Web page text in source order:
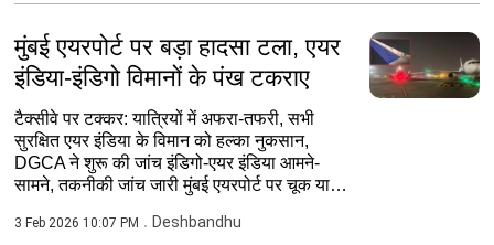
मुंबई एयरपोर्ट पर बड़ा हादसा टला, एयर
इंडिया-इंडिगो विमानों के पंख टकराए
टैक्सीवे पर टक्कर: यात्रियों में अफरा-तफरी, सभी
सुरक्षित एयर इंडिया के विमान को हल्का नुकसान,
DGCA ने शुरू की जांच इंडिगो-एयर इंडिया आमने-
सामने, तकनीकी जांच जारी मुंबई एयरपोर्ट पर चूक या
3 Feb 2026 10:07 PM Deshbandhu